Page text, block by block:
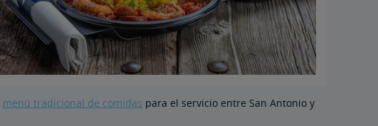
menú tradicional de comidas para el servicio entre San Antonio y